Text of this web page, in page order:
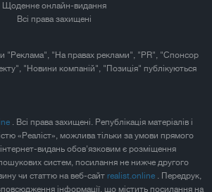
Щоденне онлайн-видання
Всі права захищені
"Реклама", "На правах реклами", "PR", "Спонсор
"Новини компаній", "Позиція" публікуються
. Всі права захищені. Републікація матеріалів і
«Реаліст», можлива тільки за умови прямого
видань обов'язковим є розміщення
систем, посилання не нижче другого
чи статтю на веб-сайт realist.online . Передрук,
інформації, що містить посилання на